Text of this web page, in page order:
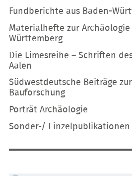
Fundberichte aus Baden-
Materialhefte zur
Württemberg
Die Limesreihe – Schriften
Aalen
Südwestdeutsche Beiträge
Bauforschung
Porträt Archäologie
Sonder-/ Einzelpublikationen